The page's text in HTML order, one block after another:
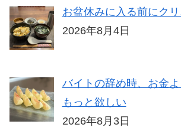
お盆休みに入る前にク
2026年8月4日
バイトの辞め時、お金
もっと欲しい
2026年8月3日